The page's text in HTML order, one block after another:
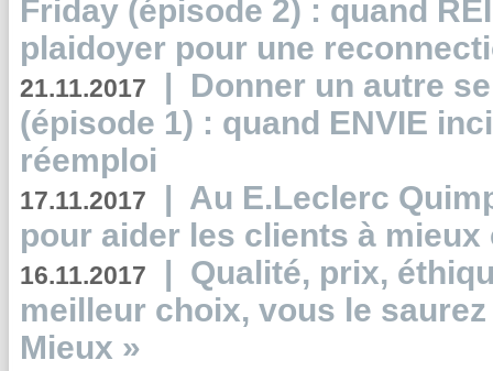
Friday (épisode 2) : quand
plaidoyer pour une
21.11.2017 | Donner un autre
(épisode 1) : quand ENVIE
réemploi
17.11.2017 | Au E.Leclerc
pour aider les clients à
16.11.2017 | Qualité, prix,
meilleur choix, vous le
Mieux »